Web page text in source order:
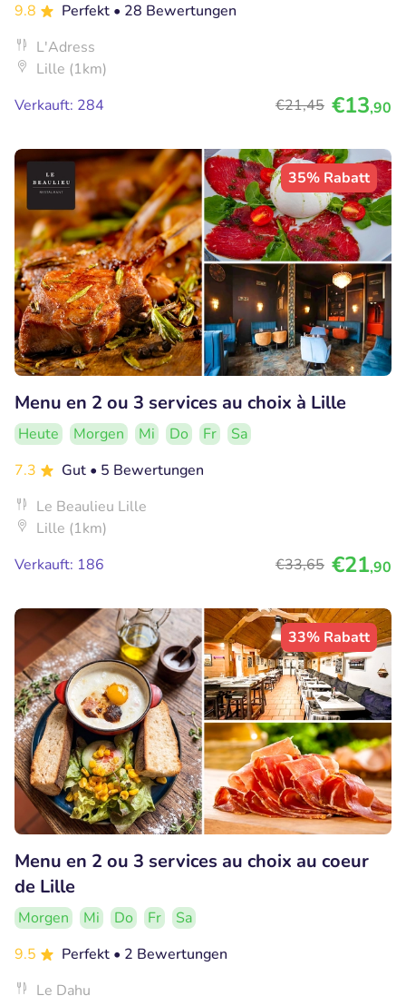
9.8
Perfekt • 28 Bewertungen
L'Adress
Lille (1km)
Verkauft: 284
€21,45 €13,90
35% Rabatt
Menu en 2 ou 3 services au choix à Lille
Heute Morgen Mi Do Fr
Sa
7.3
Gut • 5 Bewertungen
Le Beaulieu Lille
Lille (1km)
Verkauft: 186
€33,65 €21,90
33% Rabatt
Menu en 2 ou 3 services au choix au coeur
de Lille
Morgen Mi Do Fr
Sa
9.5
Perfekt • 2 Bewertungen
Le Dahu